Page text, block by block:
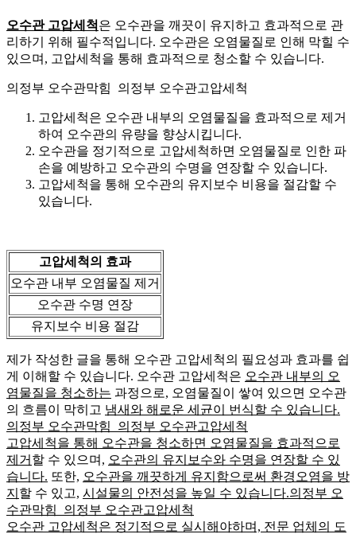
오수관 고압세척 은 오수관을 깨끗이 유지하고 효과적으로 관
리하기 위해 필수적입니다. 오수관은 오염물질로 인해 막힐 수
있으며, 고압세척을 통해 효과적으로 청소할 수 있습니다.
의정부 오수관막힘 의정부 오수관고압세척
고압세척은 오수관 내부의 오염물질을 효과적으로 제거
하여 오수관의 유량을 향상시킵니다.
오수관을 정기적으로 고압세척하면 오염물질로 인한 파
손을 예방하고 오수관의 수명을 연장할 수 있습니다.
고압세척을 통해 오수관의 유지보수 비용을 절감할 수
있습니다.
고압세척의 효과
오수관 내부 오염물질 제거
오수관 수명 연장
유지보수 비용 절감
제가 작성한 글을 통해 오수관 고압세척의 필요성과 효과를 쉽
게 이해할 수 있습니다. 오수관 고압세척은 오수관 내부의 오
염물질을 청소하는 과정으로, 오염물질이 쌓여 있으면 오수관
의 흐름이 막히고 냄새와 해로운 세균이 번식할 수 있습니다.
의정부 오수관막힘 의정부 오수관고압세척
고압세척을 통해 오수관을 청소하면 오염물질을 효과적으로
제거 할 수 있으며, 오수관의 유지보수와 수명을 연장할 수 있
습니다. 또한, 오수관을 깨끗하게 유지함으로써 환경오염을 방
지 할 수 있고, 시설물의 안전성을 높일 수 있습니다.의정부 오
수관막힘 의정부 오수관고압세척
오수관 고압세척은 정기적으로 실시해야하며, 전문 업체의 도